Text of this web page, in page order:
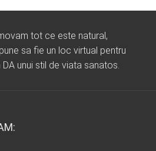
tot ce este natural,
sa fie un loc virtual pentru
unui stil de viata sanatos.